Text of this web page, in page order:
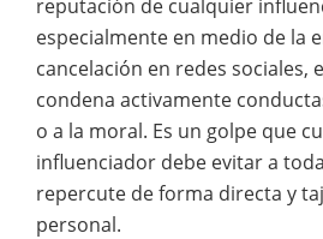
reputación de cualquier
especialmente en medio de la
cancelación en redes sociales,
condena activamente
o a la moral. Es un golpe que
influenciador debe evitar a
repercute de forma directa y
personal.